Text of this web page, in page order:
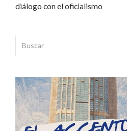
diálogo con el oficialismo